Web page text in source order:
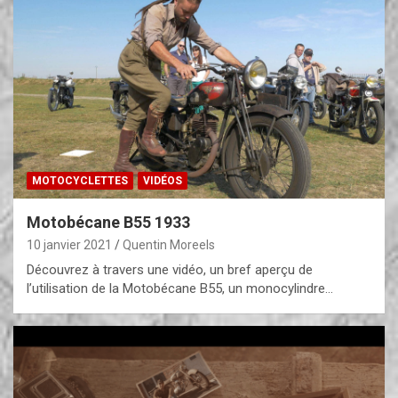
MOTOCYCLETTES VIDÉOS
Motobécane B55 1933
10 janvier 2021 Quentin Moreels
Découvrez à travers une vidéo, un bref aperçu de
l’utilisation de la Motobécane B55, un monocylindre…